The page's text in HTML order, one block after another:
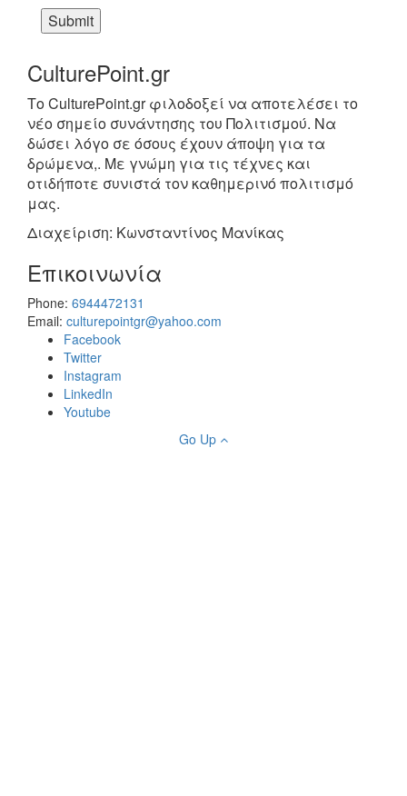
CulturePoint.gr
Το CulturePoint.gr φιλοδοξεί να αποτελέσει το
νέο σημείο συνάντησης του Πολιτισμού. Να
δώσει λόγο σε όσους έχουν άποψη για τα
δρώμενα,. Με γνώμη για τις τέχνες και
οτιδήποτε συνιστά τον καθημερινό πολιτισμό
μας.
Διαχείριση: Κωνσταντίνος Μανίκας
Επικοινωνία
Phone: 6944472131
Email: culturepointgr@yahoo.com
Facebook
Twitter
Instagram
LinkedIn
Youtube
Go Up